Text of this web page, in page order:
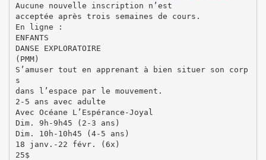
Aucune nouvelle inscription n’est
acceptée après trois semaines de cours.
En ligne :
ENFANTS
DANSE EXPLORATOIRE
(PMM)
S’amuser tout en apprenant à bien situer son corp
s
dans l’espace par le mouvement.
2-5 ans avec adulte
Avec Océane L’Espérance-Joyal
Dim. 9h-9h45 (2-3 ans)
Dim. 10h-10h45 (4-5 ans)
18 janv.-22 févr. (6x)
25$